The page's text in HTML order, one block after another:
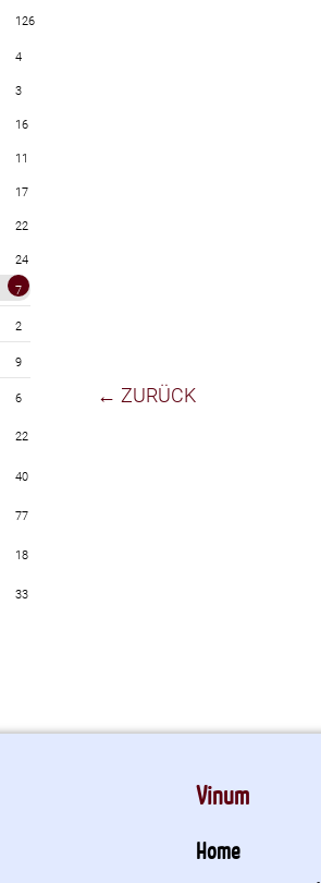
126
4
3
16
11
17
22
24
7
2
9
6
22
40
77
18
33
← ZURÜCK
Vinum
Home